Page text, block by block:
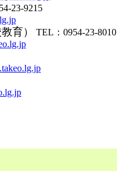
23-9215
育）
TEL：0954-23-8010